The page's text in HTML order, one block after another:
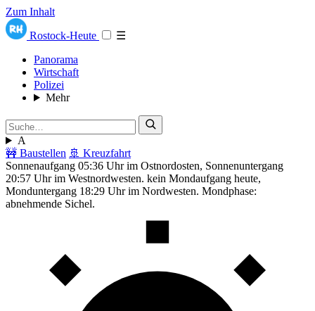
Zum Inhalt
Rostock-Heute
☰
Panorama
Wirtschaft
Polizei
Mehr
A
🚧 Baustellen 🚢 Kreuzfahrt
Sonnenaufgang 05:36 Uhr im Ostnordosten, Sonnenuntergang
20:57 Uhr im Westnordwesten. kein Mondaufgang heute,
Monduntergang 18:29 Uhr im Nordwesten. Mondphase:
abnehmende Sichel.